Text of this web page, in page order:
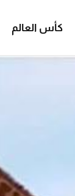
كأس العالم